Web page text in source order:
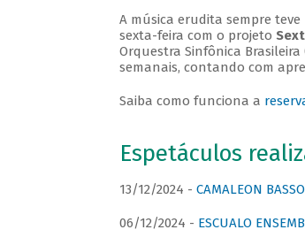
A música erudita sempre
sexta-feira com o projeto
Orquestra Sinfônica Brasileira
semanais, contando com
Saiba como funciona a
Espetáculos
13/12/2024 - CAMALEON
06/12/2024 - ESCUALO